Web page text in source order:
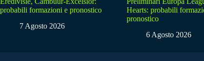
probabili formazioni e pronostico
7 Agosto 2026
Hearts: probabili
pronostico
6 Agosto 2026